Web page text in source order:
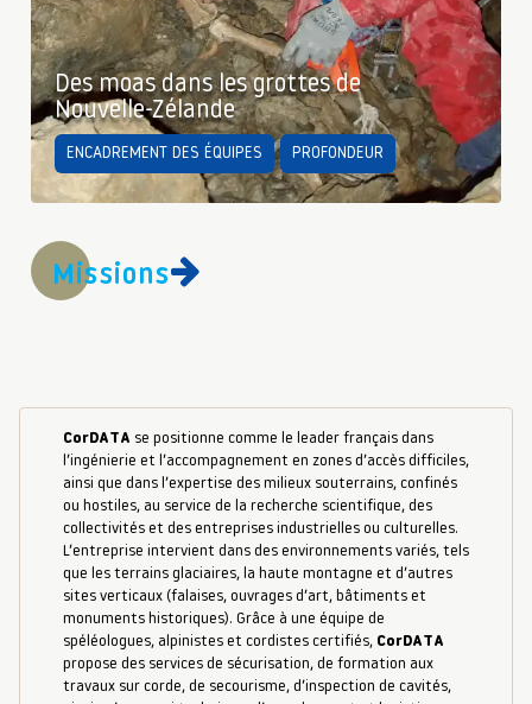
Des moas dans les grottes de
Nouvelle-Zélande
ENCADREMENT DES ÉQUIPES PROFONDEUR
Missions
CorDATA se positionne comme le leader français dans
l’ingénierie et l’accompagnement en zones d’accès difficiles,
ainsi que dans l’expertise des milieux souterrains, confinés
ou hostiles, au service de la recherche scientifique, des
collectivités et des entreprises industrielles ou culturelles.
L’entreprise intervient dans des environnements variés, tels
que les terrains glaciaires, la haute montagne et d’autres
sites verticaux (falaises, ouvrages d’art, bâtiments et
monuments historiques). Grâce à une équipe de
spéléologues, alpinistes et cordistes certifiés, CorDATA
propose des services de sécurisation, de formation aux
travaux sur corde, de secourisme, d’inspection de cavités,